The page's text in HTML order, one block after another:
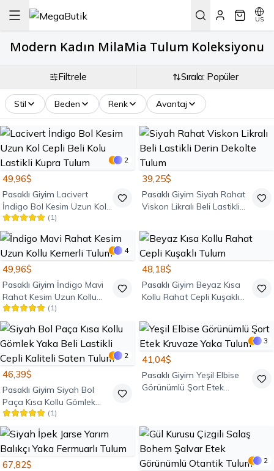
US
Modern Kadın MilaMia Tulum Koleksiyonu
Filtrele Sırala: Popüler
Stil Beden Renk Avantaj
2
49,96$
Pasaklı Giyim Lacivert
İndigo Bol Kesim Uzun Kol
Cepli Beli Kolu Lastikli Kupra
Tulum
( 1)
39,25$
Pasaklı Giyim Siyah Rahat
Viskon Likralı Beli Lastikli
4
49,96$
Pasaklı Giyim İndigo Mavi
Rahat Kesim Uzun Kollu
Kemerli Tulum
( 1)
48,18$
Pasaklı Giyim Beyaz Kısa
Kollu Rahat Cepli Kuşaklı
2
46,39$
Pasaklı Giyim Siyah Bol
Paça Kısa Kollu Gömlek
Yaka Beli Lastikli Cepli
Kaliteli Saten Tulum
( 1)
3
41,04$
Pasaklı Giyim Yeşil Elbise
Görünümlü Şort Etek
67,82$ 2